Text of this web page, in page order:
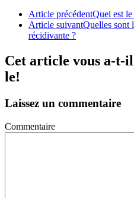
Article précédentQuel est
Article suivantQuelles sont
récidivante ?
Cet article vous a-t-
le!
Laissez un commentaire
Commentaire